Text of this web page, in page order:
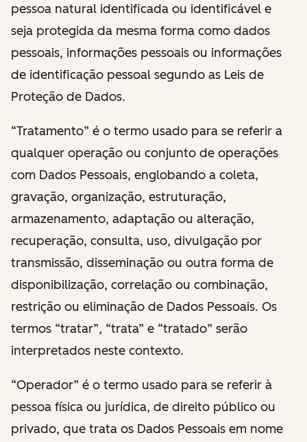
pessoa natural identificada ou identificável e
seja protegida da mesma forma como dados
pessoais, informações pessoais ou informações
de identificação pessoal segundo as Leis de
Proteção de Dados.
“Tratamento” é o termo usado para se referir a
qualquer operação ou conjunto de operações
com Dados Pessoais, englobando a coleta,
gravação, organização, estruturação,
armazenamento, adaptação ou alteração,
recuperação, consulta, uso, divulgação por
transmissão, disseminação ou outra forma de
disponibilização, correlação ou combinação,
restrição ou eliminação de Dados Pessoais. Os
termos “tratar”, “trata” e “tratado” serão
interpretados neste contexto.
“Operador” é o termo usado para se referir à
pessoa física ou jurídica, de direito público ou
privado, que trata os Dados Pessoais em nome